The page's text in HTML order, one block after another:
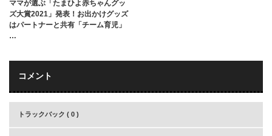
ママが選ぶ「たまひよ赤ちゃんグッ
ズ大賞2021」発表！お出かけグッズ
はパートナーと共有「チーム育児」
…
コメント
トラックバック ( 0 )